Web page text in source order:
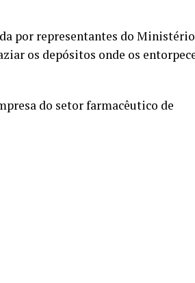
por representantes do Ministério
os depósitos onde os
do setor farmacêutico de